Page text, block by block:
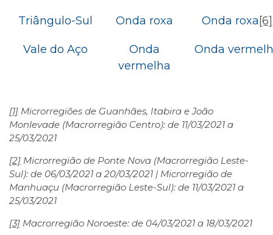
Triângulo-Sul Onda roxa Onda roxa [6]
Vale do Aço
Onda
vermelha
Onda
[1] Microrregiões de Guanhães, Itabira e João
Monlevade (Macrorregião Centro): de 11/03/2021 a
25/03/2021
[2] Microrregião de Ponte Nova (Macrorregião Leste-
Sul): de 06/03/2021 a 20/03/2021 | Microrregião de
Manhuaçu (Macrorregião Leste-Sul): de 11/03/2021 a
25/03/2021
[3] Macrorregião Noroeste: de 04/03/2021 a 18/03/2021